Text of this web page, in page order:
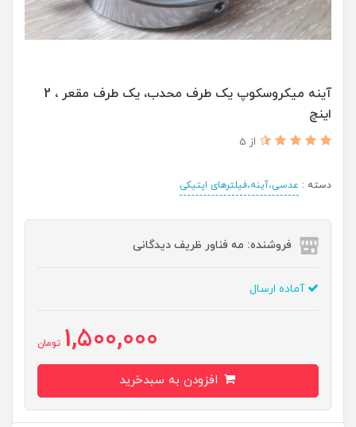
آینه میکروسکوپ یک طرف محدب، یک طرف مقعر ، 2
اینچ
از 5
دسته : عدسی،آینه،فیلترهای اپتیکی
فروشنده: مه فناور ظریف دیدگانی
آماده ارسال
1,500,000 تومان